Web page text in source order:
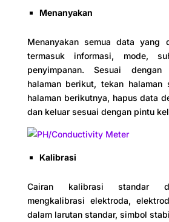
Menanyakan
Menanyakan semua data yang
termasuk informasi, mode,
penyimpanan. Sesuai
halaman berikut, tekan halaman
halaman berikutnya, hapus data
dan keluar sesuai dengan pintu
Kalibrasi
Cairan kalibrasi standar
mengkalibrasi elektroda,
dalam larutan standar, simbol